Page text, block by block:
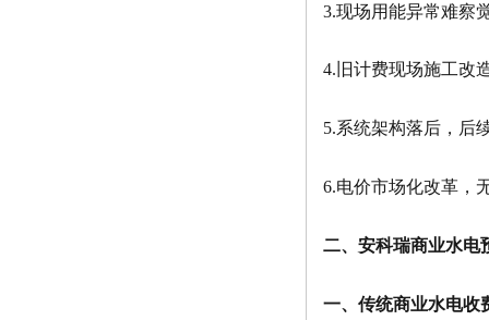
3.现场用能异常难察
4.旧计费现场施工改
5.系统架构落后，后
6.电价市场化改革，
二、安科瑞商业水
一、传统商业水电收